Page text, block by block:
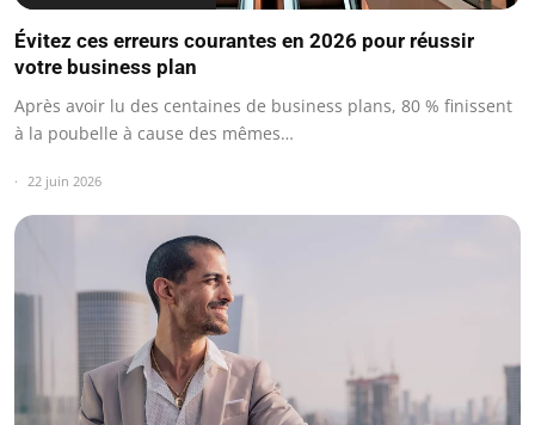
Évitez ces erreurs courantes en 2026 pour réussir
votre business plan
Après avoir lu des centaines de business plans, 80 % finissent
à la poubelle à cause des mêmes…
22 juin 2026